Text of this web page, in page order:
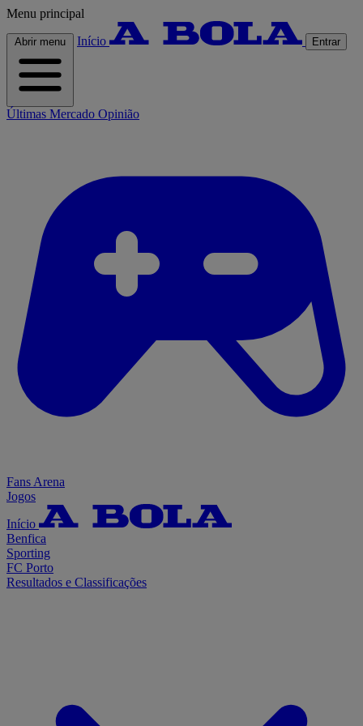
Menu principal
Abrir menu Início Entrar
Últimas Mercado Opinião
Fans Arena
Jogos
Início
Benfica
Sporting
FC Porto
Resultados e Classificações